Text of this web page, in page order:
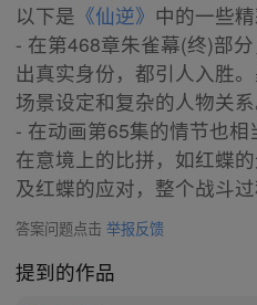
以下是 《仙逆》 中的一些精
- 在第468章朱雀幕(终)部
出真实身份，都引人入胜
场景设定和复杂的人物关系
- 在动画第65集的情节也
在意境上的比拼，如红蝶
及红蝶的应对，整个战斗
答案问题点击举报反馈
提到的作品